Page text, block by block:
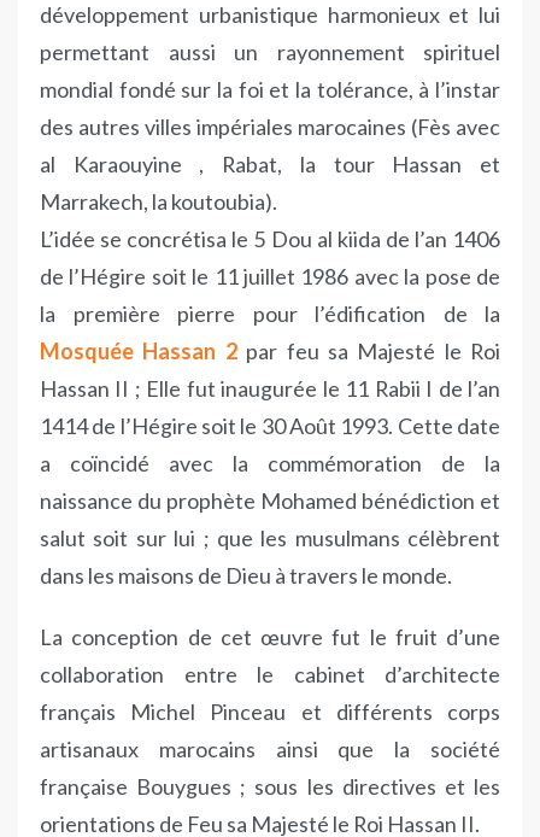
développement urbanistique harmonieux et lui
permettant aussi un rayonnement spirituel
mondial fondé sur la foi et la tolérance, à l’instar
des autres villes impériales marocaines (Fès avec
al Karaouyine , Rabat, la tour Hassan et
Marrakech, la koutoubia).
L’idée se concrétisa le 5 Dou al kiida de l’an 1406
de l’Hégire soit le 11 juillet 1986 avec la pose de
la première pierre pour l’édification de la
Mosquée Hassan 2par feu sa Majesté le Roi
Hassan II ; Elle fut inaugurée le 11 Rabii I de l’an
1414 de l’Hégire soit le 30 Août 1993. Cette date
a coïncidé avec la commémoration de la
naissance du prophète Mohamed bénédiction et
salut soit sur lui ; que les musulmans célèbrent
dans les maisons de Dieu à travers le monde.
La conception de cet œuvre fut le fruit d’une
collaboration entre le cabinet d’architecte
français Michel Pinceau et différents corps
artisanaux marocains ainsi que la société
française Bouygues ; sous les directives et les
orientations de Feu sa Majesté le Roi Hassan II.